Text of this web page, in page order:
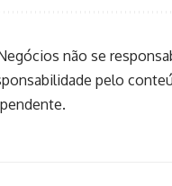
não se
pelo